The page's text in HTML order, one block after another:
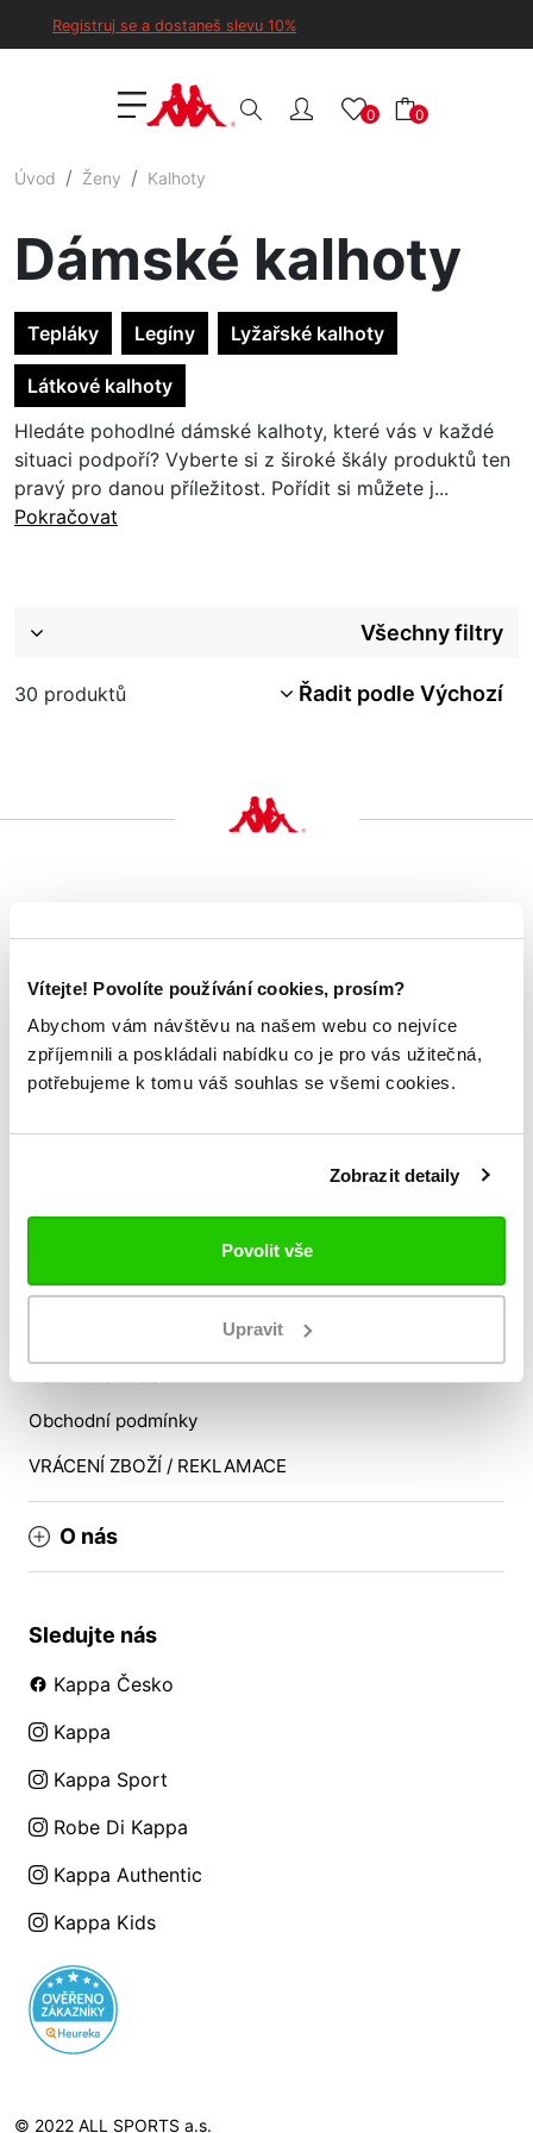
Vítejte! Povolíte používání cookies, prosím?
Abychom vám návštěvu na našem webu co nejvíce
zpříjemnili a poskládali nabídku co je pro vás užitečná,
potřebujeme k tomu váš souhlas se všemi cookies.
Zobrazit detaily
Povolit vše
Upravit
Registruj se a dostaneš slevu 10%
0 0
Úvod Ženy Kalhoty
Dámské kalhoty
Tepláky Legíny Lyžařské kalhoty
Látkové kalhoty
Hledáte pohodlné dámské kalhoty, které vás v každé
situaci podpoří? Vyberte si z široké škály produktů ten
pravý pro danou příležitost. Pořídit si můžete j...
Pokračovat
Všechny filtry
30 produktů Řadit podle Výchozí
Zákaznický servis
Po - Pá: 8:00 - 16:00
724 530 512
Slabyhoudova@allsports.cz
Doprava a platba
Reklamační řád
Obchodní podmínky
VRÁCENÍ ZBOŽÍ / REKLAMACE
O nás
Sledujte nás
Kappa Česko
Kappa
Kappa Sport
Robe Di Kappa
Kappa Authentic
Kappa Kids
© 2022 ALL SPORTS a.s.